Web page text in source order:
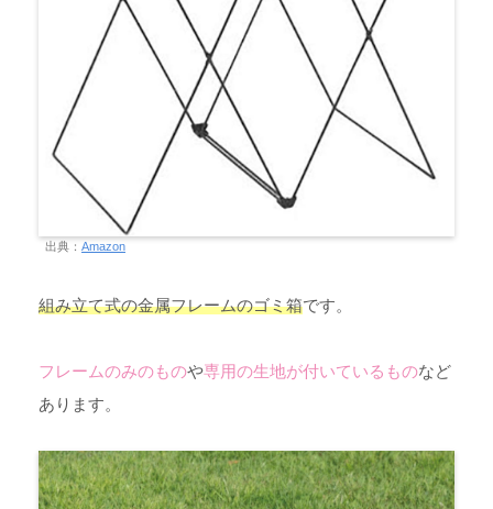
出典： Amazon
組み立て式の金属フレームのゴミ箱です。
フレームのみのものや専用の生地が付いているものなど
あります。